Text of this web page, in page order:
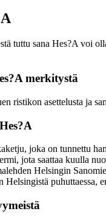
tuttu sana Hes?A voi
merkitystä
ristikon asettelusta ja
joka on tunnettu
jota saattaa kuulla
Helsingin
puhuttaessa,